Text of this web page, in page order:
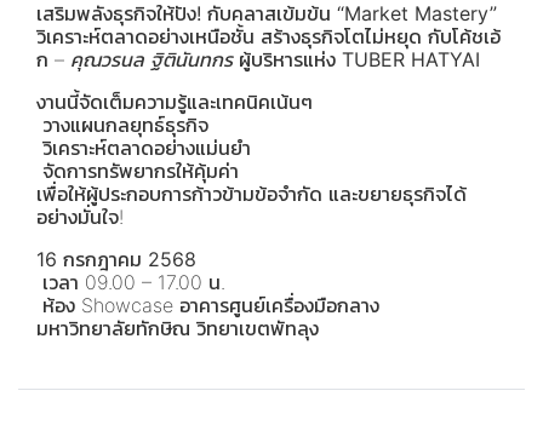
เสริมพลังธุรกิจให้ปัง! กับคลาสเข้มข้น “Market Mastery”
วิเคราะห์ตลาดอย่างเหนือชั้น สร้างธุรกิจโตไม่หยุด กับโค้ชเอ้
ก – คุณวรนล ฐิตินันทกรผู้บริหารแห่ง TUBER HATYAI
งานนี้จัดเต็มความรู้และเทคนิคเน้นๆ
วางแผนกลยุทธ์ธุรกิจ
วิเคราะห์ตลาดอย่างแม่นยำ
จัดการทรัพยากรให้คุ้มค่า
เพื่อให้ผู้ประกอบการก้าวข้ามข้อจำกัด และขยายธุรกิจได้
อย่างมั่นใจ!
16 กรกฎาคม 2568
เวลา 09.00 – 17.00 น.
ห้อง Showcase อาคารศูนย์เครื่องมือกลาง
มหาวิทยาลัยทักษิณ วิทยาเขตพัทลุง